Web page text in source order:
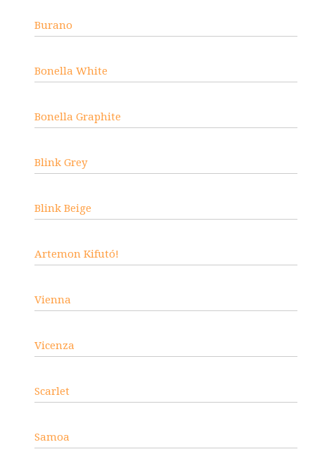
Burano
Bonella White
Bonella Graphite
Blink Grey
Blink Beige
Artemon Kifutó!
Vienna
Vicenza
Scarlet
Samoa